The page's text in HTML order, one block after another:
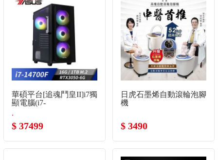
華碩平台[追魂鬥皇II]i7獨
顯電腦(i7-
.
$ 37499
日虎石墨烯自動滾輪泡腳
機
$ 3490